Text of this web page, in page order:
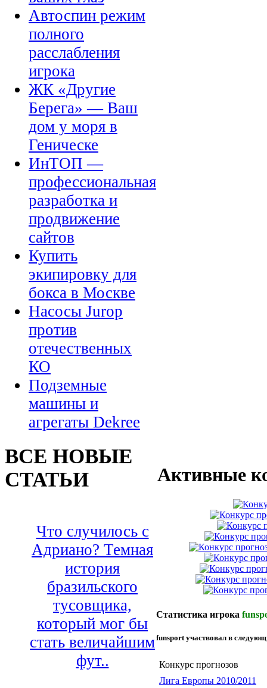
Автоспин режим
полного
расслабления
игрока
ЖК «Другие
Берега» — Ваш
дом у моря в
Геническе
ИнТОП —
профессиональная
разработка и
продвижение
сайтов
Купить
экипировку для
бокса в Москве
Насосы Jurop
против
отечественных
КО
Подземные
машины и
агрегаты Dekree
ВСЕ НОВЫЕ
СТАТЬИ
Что случилось с
Адриано? Темная
история
бразильского
тусовщика,
который мог бы
стать величайшим
фут..
Активные
Статистика игрока
funsport участвовал в
Конкурс прогнозов
Лига Европы 2010/2011